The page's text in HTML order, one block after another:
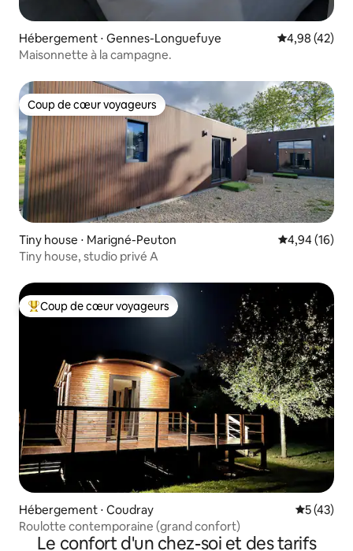
Hébergement ⋅ Gennes-Longuefuye Évaluation
4,98 (42)
Maisonnette à la campagne.
Coup de cœur voyageurs
Coup de cœur voyageurs
Tiny house ⋅ Marigné-Peuton Évaluation
4,94 (16)
Tiny house, studio privé A
Coups de cœur voyageurs les plus appréciés
Coup de cœur voyageurs
Hébergement ⋅ Coudray
5 (43)
Roulotte contemporaine (grand confort)
Le confort d'un chez-soi et des tarifs